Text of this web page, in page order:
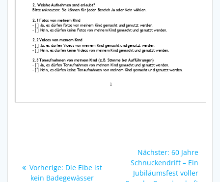
Beitragsnavigation
Vorherige: Vorheriger
Beitrag:
Die Elbe ist
kein Badegewässer
Nächster: Nächster
Beitrag:
60 Jahre
Schnuckendrift – Ein
Jubiläumsfest voller